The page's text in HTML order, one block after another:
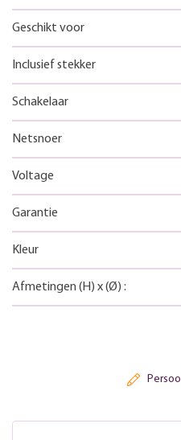
Geschikt voor
Inclusief stekker
Schakelaar
Netsnoer
Voltage
Garantie
Kleur
Afmetingen (H) x(Ø) :